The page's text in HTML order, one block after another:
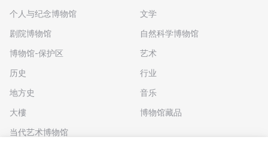
个人与纪念博物馆
剧院博物馆
博物馆-保护区
历史
地方史
大樓
当代艺术博物馆
文学
自然科学博物馆
艺术
行业
音乐
博物馆藏品